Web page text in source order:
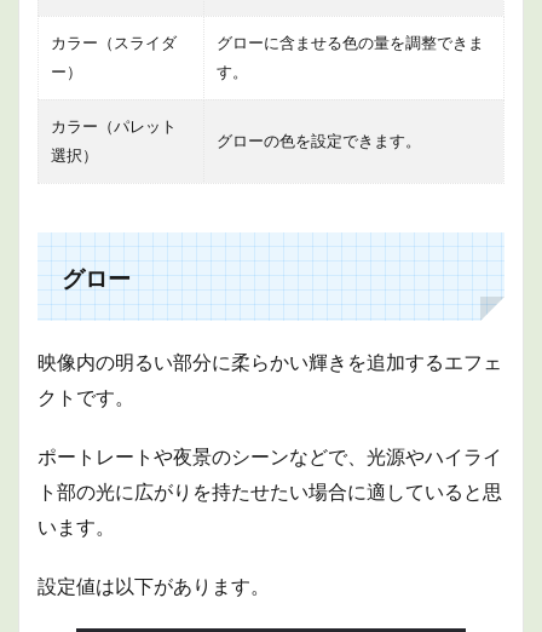
カラー（スライダ
ー）
グローに含ませる色の量を調整できま
す。
カラー（パレット
選択）
グローの色を設定できます。
グロー
映像内の明るい部分に柔らかい輝きを追加するエフェ
クトです。
ポートレートや夜景のシーンなどで、光源やハイライ
ト部の光に広がりを持たせたい場合に適していると思
います。
設定値は以下があります。